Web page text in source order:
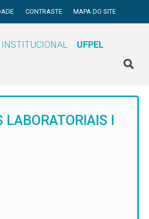
CONTRASTE MAPA DO SITE
UFPEL
LABORATORIAIS I